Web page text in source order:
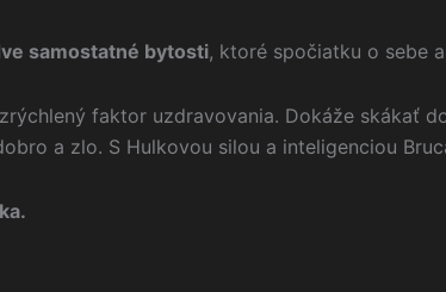
samostatné bytosti, ktoré spočiatku o sebe
faktor uzdravovania. Dokáže skákať
a zlo. S Hulkovou silou a inteligenciou